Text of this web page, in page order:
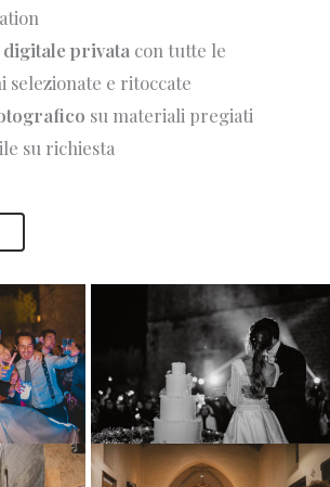
privata con tutte le
selezionate e ritoccate
su materiali pregiati
su richiesta